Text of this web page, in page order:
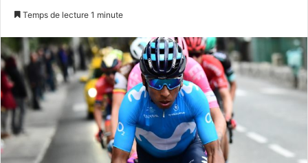
Temps de lecture 1 minute